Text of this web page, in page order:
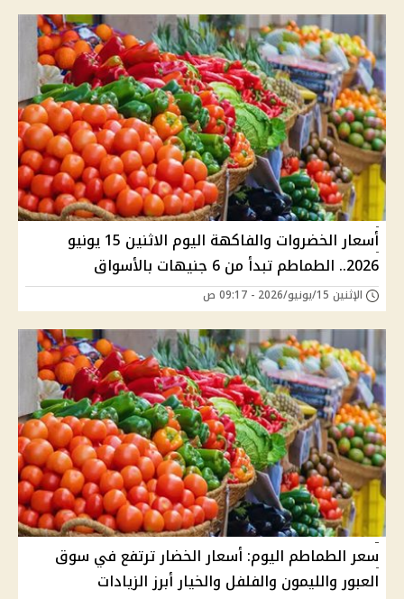
أسعار الخضروات والفاكهة اليوم الاثنين 15 يونيو
2026.. الطماطم تبدأ من 6 جنيهات بالأسواق
الإثنين 15/يونيو/2026 - 09:17 ص
سعر الطماطم اليوم: أسعار الخضار ترتفع في سوق
العبور والليمون والفلفل والخيار أبرز الزيادات